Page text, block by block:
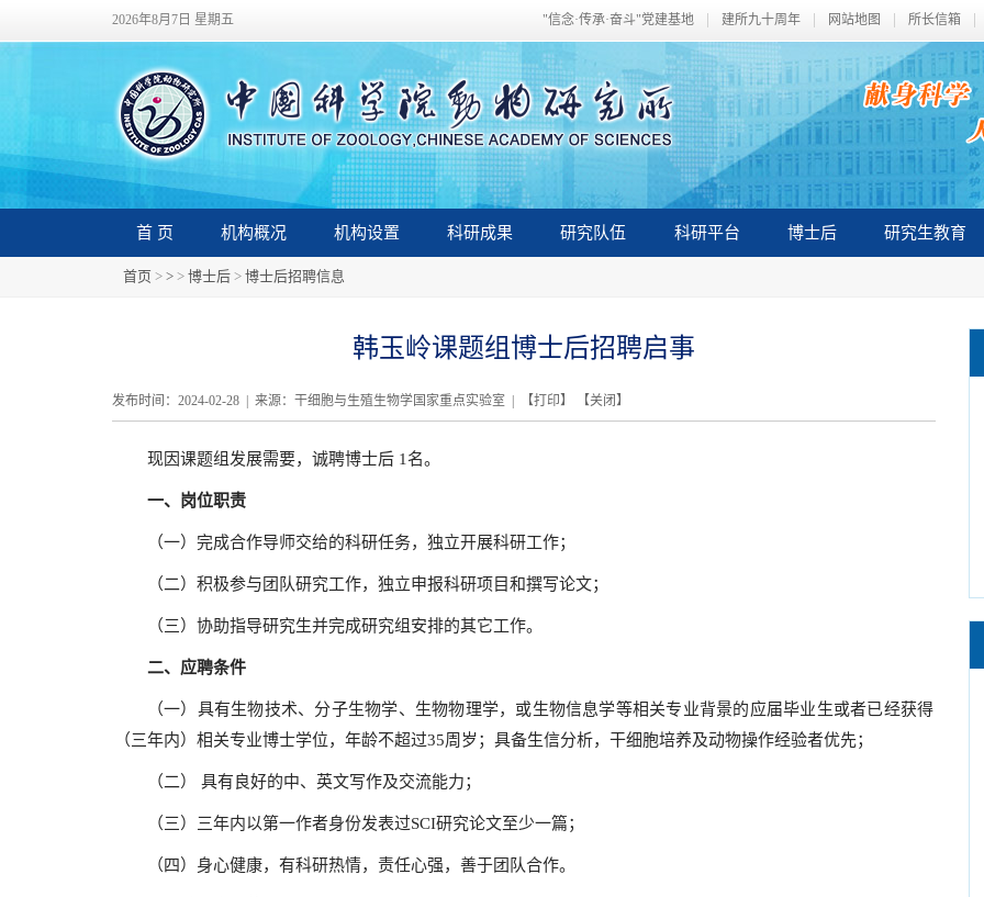
2026年8月7日 星期五 "信念·传承·奋斗"党建基地 建所九十周年 网站地图 所长信箱
首 页 机构概况 机构设置 科研成果 研究队伍 科研平台 博士后 研究生教育
首页 > > > 博士后 > 博士后招聘信息
韩玉岭课题组博士后招聘启事
发布时间：2024-02-28 | 来源：干细胞与生殖生物学国家重点实验室 | 【打印】 【关闭 】
现因课题组发展需要，诚聘博士后 1名。
一、岗位职责
（一）完成合作导师交给的科研任务，独立开展科研工作；
（二）积极参与团队研究工作，独立申报科研项目和撰写论文；
（三）协助指导研究生并完成研究组安排的其它工作。
二、应聘条件
（一）具有生物技术、分子生物学、生物物理学，或生物信息学等相关专业背景的应届毕业生或者已经获得
（三年内）相关专业博士学位，年龄不超过35周岁；具备生信分析，干细胞培养及动物操作经验者优先；
（二） 具有良好的中、英文写作及交流能力；
（三）三年内以第一作者身份发表过SCI研究论文至少一篇；
（四）身心健康，有科研热情，责任心强，善于团队合作。